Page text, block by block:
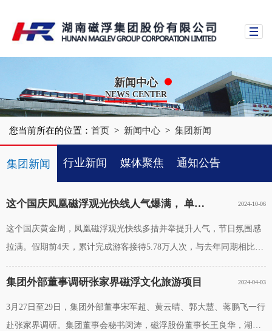
新闻中心
NEWS CENTER
您当前所在的位置：首页 > 新闻中心 >集团新闻
集团新闻 行业新闻 媒体聚焦 通知公告
时政新闻 这个国庆凤凰磁浮观光快线人气爆满， 单日售票数及营收双创历史新高！ 2024-10-06
这个国庆黄金周，凤凰磁浮观光快线多措并举提升人气，节日氛围感
拉满。假期前4天，累计完成游客接待5.78万人次，与去年同期相比增
长22.6%，其中10月4日当天票务销售和营收指标双创历史新高！聚力
宣传，多举措提升游客认知为了迎接
集团外部董事调研张家界磁浮文化旅游项目 2024-04-03
3月27日至29日，集团外部董事宋军超、黄云晴、郭大慧、蒋鹏飞一行
赴张家界调研。集团董事会秘书闵涛，磁浮股份董事长王良华，湖南